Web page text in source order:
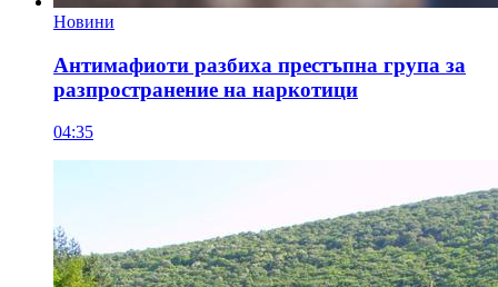
Новини
Антимафиоти разбиха престъпна група за
разпространение на наркотици
04:35